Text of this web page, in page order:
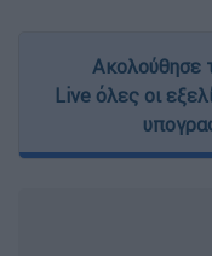
Ακολούθησε
Live όλες οι